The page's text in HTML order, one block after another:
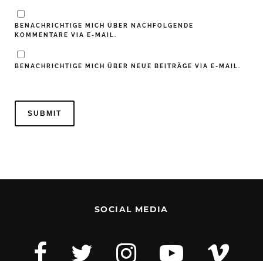
BENACHRICHTIGE MICH ÜBER NACHFOLGENDE
KOMMENTARE VIA E-MAIL.
BENACHRICHTIGE MICH ÜBER NEUE BEITRÄGE VIA E-MAIL.
SOCIAL MEDIA